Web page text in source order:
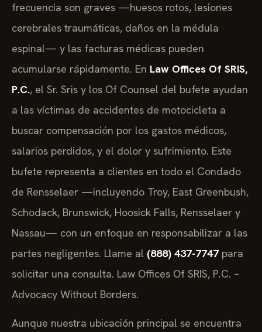
frecuencia son graves —huesos rotos, lesiones
cerebrales traumáticas, daños en la médula
espinal— y las facturas médicas pueden
acumularse rápidamente. En Law Offices Of SRIS,
P.C., el Sr. Sris y los Of Counsel del bufete ayudan
a las víctimas de accidentes de motocicleta a
buscar compensación por los gastos médicos,
salarios perdidos, y el dolor y sufrimiento. Este
bufete representa a clientes en todo el Condado
de Rensselaer —incluyendo Troy, East Greenbush,
Schodack, Brunswick, Hoosick Falls, Rensselaer y
Nassau— con un enfoque en responsabilizar a las
partes negligentes. Llame al (888) 437-7747 para
solicitar una consulta. Law Offices Of SRIS, P.C. –
Advocacy Without Borders.
Aunque nuestra ubicación principal se encuentra